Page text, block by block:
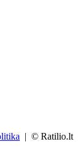
| © Ratilio.lt